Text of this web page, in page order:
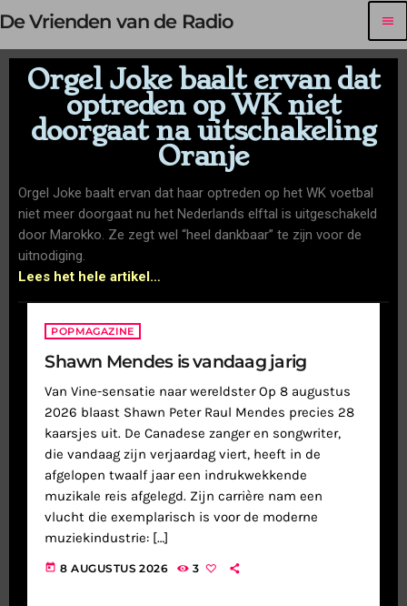
De Vrienden van de Radio menu
Orgel Joke baalt ervan dat
optreden op WK niet
doorgaat na uitschakeling
Oranje
Orgel Joke baalt ervan dat haar optreden op het WK voetbal
niet meer doorgaat nu het Nederlands elftal is uitgeschakeld
door Marokko. Ze zegt wel “heel dankbaar” te zijn voor de
uitnodiging.
Lees het hele artikel…
POPMAGAZINE
Shawn Mendes is vandaag jarig
Van Vine-sensatie naar wereldster Op 8 augustus
2026 blaast Shawn Peter Raul Mendes precies 28
kaarsjes uit. De Canadese zanger en songwriter,
die vandaag zijn verjaardag viert, heeft in de
afgelopen twaalf jaar een indrukwekkende
muzikale reis afgelegd. Zijn carrière nam een
vlucht die exemplarisch is voor de moderne
muziekindustrie: […]
today 8 AUGUSTUS 2026 3